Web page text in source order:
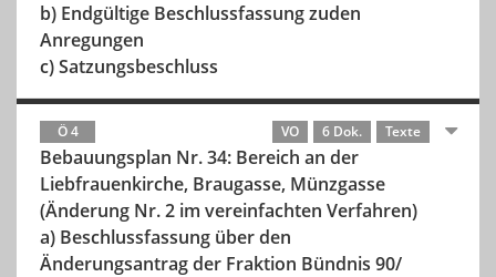
b) Endgültige Beschlussfassung zuden
Anregungen
c) Satzungsbeschluss
Ö 4 VO 6 Dok. Texte
Bebauungsplan Nr. 34: Bereich an der
Liebfrauenkirche, Braugasse, Münzgasse
(Änderung Nr. 2 im vereinfachten Verfahren)
a) Beschlussfassung über den
Änderungsantrag der Fraktion Bündnis 90/